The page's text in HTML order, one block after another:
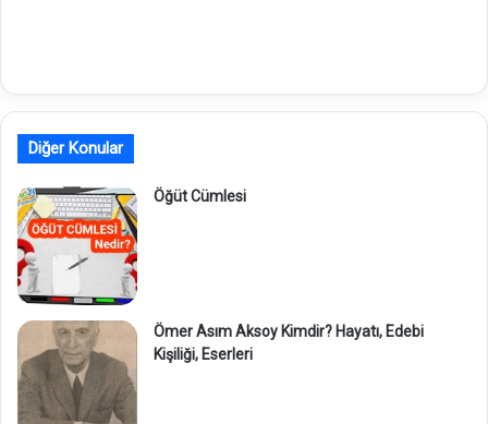
Diğer Konular
Öğüt Cümlesi
Ömer Asım Aksoy Kimdir? Hayatı, Edebi
Kişiliği, Eserleri